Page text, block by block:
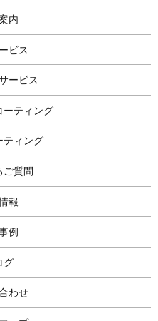
内
ビス
ービス
ーティング
ティング
ご質問
報
例
グ
わせ